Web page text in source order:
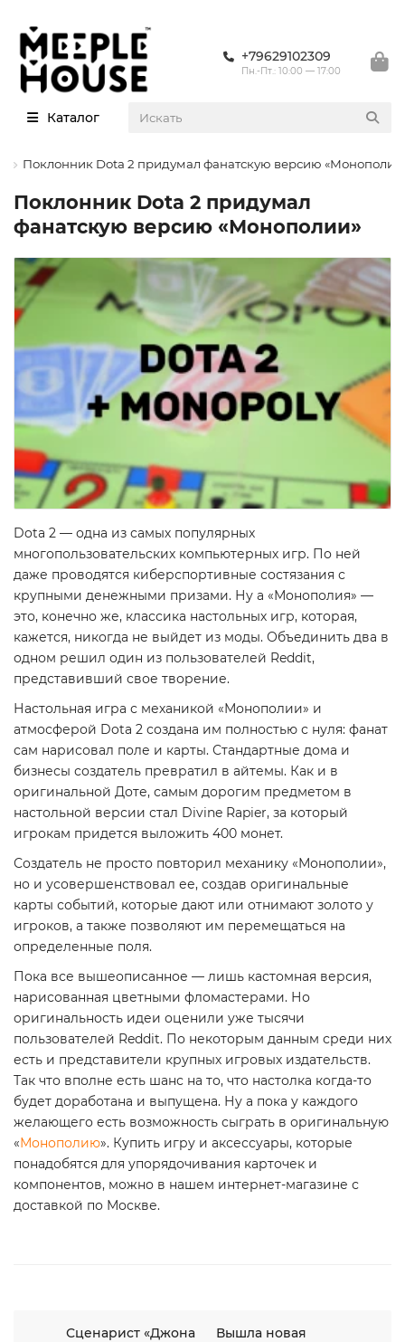
+79629102309
Пн.-Пт.: 10:00 — 17:00
Каталог
Поклонник Dota 2 придумал фанатскую версию
Поклонник Dota 2 придумал
фанатскую версию «Монополии»
Dota 2 — одна из самых популярных
многопользовательских компьютерных игр. По ней
даже проводятся киберспортивные состязания с
крупными денежными призами. Ну а «Монополия» —
это, конечно же, классика настольных игр, которая,
кажется, никогда не выйдет из моды. Объединить два в
одном решил один из пользователей Reddit,
представивший свое творение.
Настольная игра с механикой «Монополии» и
атмосферой Dota 2 создана им полностью с нуля: фанат
сам нарисовал поле и карты. Стандартные дома и
бизнесы создатель превратил в айтемы. Как и в
оригинальной Доте, самым дорогим предметом в
настольной версии стал Divine Rapier, за который
игрокам придется выложить 400 монет.
Создатель не просто повторил механику «Монополии»,
но и усовершенствовал ее, создав оригинальные
карты событий, которые дают или отнимают золото у
игроков, а также позволяют им перемещаться на
определенные поля.
Пока все вышеописанное — лишь кастомная версия,
нарисованная цветными фломастерами. Но
оригинальность идеи оценили уже тысячи
пользователей Reddit. По некоторым данным среди них
есть и представители крупных игровых издательств.
Так что вполне есть шанс на то, что настолка когда-то
будет доработана и выпущена. Ну а пока у каждого
желающего есть возможность сыграть в оригинальную
«Монополию». Купить игру и аксессуары, которые
понадобятся для упорядочивания карточек и
компонентов, можно в нашем интернет-магазине с
доставкой по Москве.
Сценарист «Джона
Вышла новая